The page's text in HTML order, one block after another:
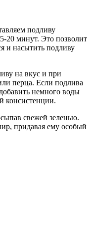
подливу
20 минут. Это позволит
и насытить подливу
на вкус и при
перца. Если подлива
немного воды
консистенции.
свежей зеленью.
придавая ему особый